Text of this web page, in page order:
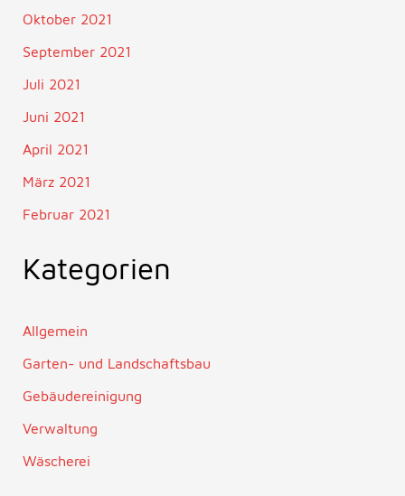
Oktober 2021
September 2021
Juli 2021
Juni 2021
April 2021
März 2021
Februar 2021
Kategorien
Allgemein
Garten- und Landschaftsbau
Gebäudereinigung
Verwaltung
Wäscherei